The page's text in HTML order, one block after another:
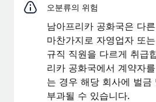
오분류의 위험
남아프리카 공화국은 다
마찬가지로 자영업자 또
규직 직원을 다르게 취급
리카 공화국에서 계약자
는 경우 해당 회사에 벌금
부과될 수 있습니다.